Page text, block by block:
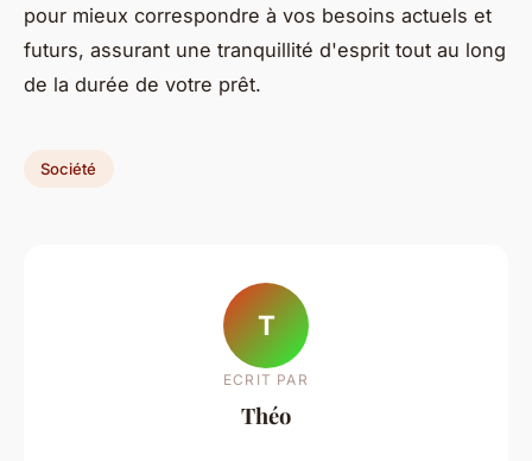
pour mieux correspondre à vos besoins actuels et
futurs, assurant une tranquillité d'esprit tout au long
de la durée de votre prêt.
Société
T
ECRIT PAR
Théo